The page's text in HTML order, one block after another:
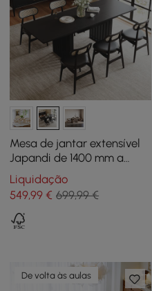
Mesa de jantar extensível
Japandi de 1400 mm a
2200 mm em acabamento
preto
Liquidação
549,99 € 699,99 €
De volta às aulas